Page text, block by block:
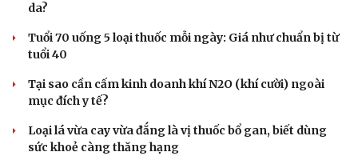
da?
Tuổi 70 uống 5 loại thuốc mỗi ngày: Giá như chuẩn bị từ
tuổi 40
Tại sao cần cấm kinh doanh khí N2O (khí cười) ngoài
mục đích y tế?
Loại lá vừa cay vừa đắng là vị thuốc bổ gan, biết dùng
sức khoẻ càng thăng hạng